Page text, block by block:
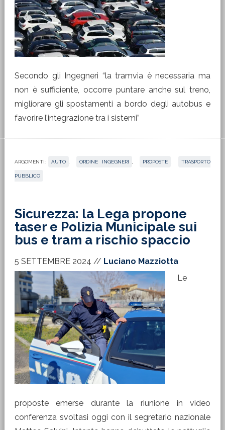
Secondo gli Ingegneri “la tramvia è necessaria ma
non è sufficiente, occorre puntare anche sul treno,
migliorare gli spostamenti a bordo degli autobus e
favorire l’integrazione tra i sistemi”
ARGOMENTI: AUTO ORDINE INGEGNERI PROPOSTE TRASPORTO
PUBBLICO
Sicurezza: la Lega propone
taser e Polizia Municipale sui
bus e tram a rischio spaccio
5 SETTEMBRE 2024 // Luciano Mazziotta
Le
proposte emerse durante la riunione in video
conferenza svoltasi oggi con il segretario nazionale